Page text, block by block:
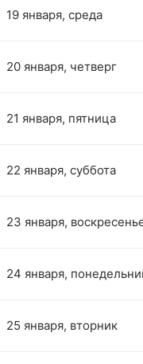
19 января, среда
20 января, четверг
21 января, пятница
22 января, суббота
23 января,
24 января,
25 января, вторник